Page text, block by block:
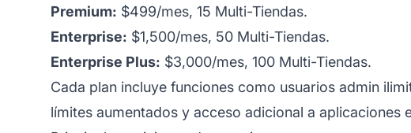
Premium: $499/mes, 15 Multi-Tiendas.
Enterprise: $1,500/mes, 50 Multi-Tiendas.
Enterprise Plus: $3,000/mes, 100 Multi-Tiendas.
Cada plan incluye funciones como usuarios admin
límites aumentados y acceso adicional a aplicaciones